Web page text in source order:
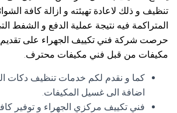
تنظيف و ذلك لاعادة تهيئته و ازالة كافة
المتراكمة فيه نتيجة عملية الدفع و الشفط
حرصت شركة فني تكييف الجهراء على
مكيفات من قبل فني مكيفات محترف.
كما و نقدم لكم خدمات تنظيف دكات
اضافة الى غسيل المكيفات.
فني تكييف مركزي الجهراء و توفير